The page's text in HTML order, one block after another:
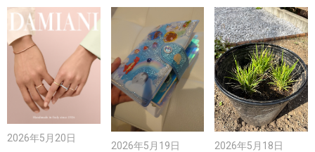
2026年5月20日
2026年5月19日 2026年5月18日